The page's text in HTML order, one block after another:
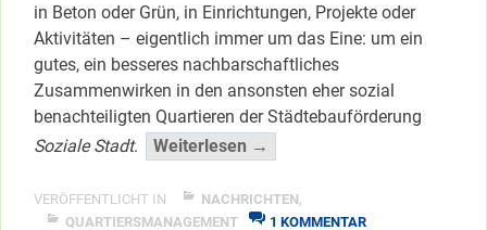
in Beton oder Grün, in Einrichtungen, Projekte oder
Aktivitäten – eigentlich immer um das Eine: um ein
gutes, ein besseres nachbarschaftliches
Zusammenwirken in den ansonsten eher sozial
benachteiligten Quartieren der Städtebauförderung
Soziale Stadt. Weiterlesen →
und
Gute
VERÖFFENTLICHT IN NACHRICHTEN
QUARTIERSMANAGEMENT
1 KOMMENTARZU